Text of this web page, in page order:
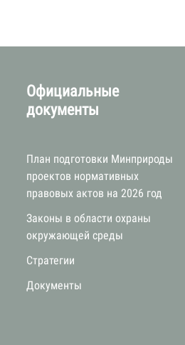
Официальные
документы
План подготовки Минприроды
проектов нормативных
правовых актов на 2026 год
Законы в области охраны
окружающей среды
Стратегии
Документы